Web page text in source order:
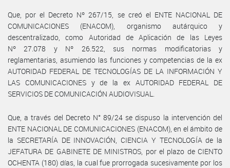
Que, por el Decreto Nº 267/15, se creó el ENTE NACIONAL DE
COMUNICACIONES (ENACOM), organismo autárquico y
descentralizado, como Autoridad de Aplicación de las Leyes
Nº 27.078 y Nº 26.522, sus normas modificatorias y
reglamentarias, asumiendo las funciones y competencias de la ex
AUTORIDAD FEDERAL DE TECNOLOGÍAS DE LA INFORMACIÓN Y
LAS COMUNICACIONES y de la ex AUTORIDAD FEDERAL DE
SERVICIOS DE COMUNICACIÓN AUDIOVISUAL.
Que, a través del Decreto N° 89/24 se dispuso la intervención del
ENTE NACIONAL DE COMUNICACIONES (ENACOM), en el ámbito de
la SECRETARÍA DE INNOVACIÓN, CIENCIA Y TECNOLOGÍA de la
JEFATURA DE GABINETE DE MINISTROS, por el plazo de CIENTO
OCHENTA (180) días, la cual fue prorrogada sucesivamente por los